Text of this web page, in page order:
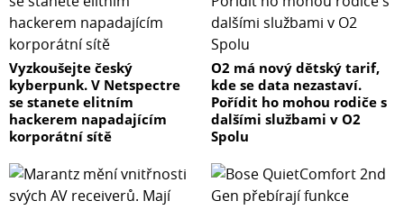
Vyzkoušejte český
kyberpunk. V Netspectre
se stanete elitním
hackerem napadajícím
korporátní sítě
O2 má nový dětský tarif,
kde se data nezastaví.
Pořídit ho mohou rodiče s
dalšími službami v O2
Spolu